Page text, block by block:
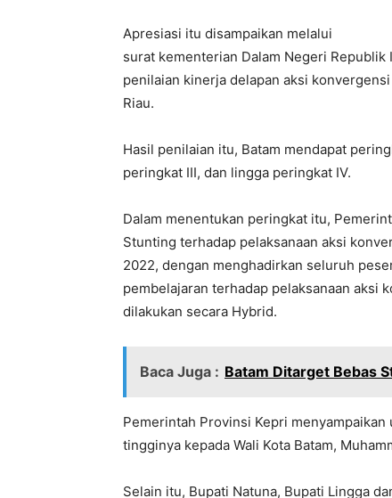
Apresiasi itu disampaikan melalui
surat kementerian Dalam Negeri
penilaian kinerja delapan aksi
Riau.
Hasil penilaian itu, Batam mendapat
peringkat III, dan lingga peringkat IV.
Dalam menentukan peringkat itu,
Stunting terhadap pelaksanaan aksi
2022, dengan menghadirkan seluruh
pembelajaran terhadap pelaksanaan aksi
dilakukan secara Hybrid.
Baca Juga : Batam Ditarget Bebas
Pemerintah Provinsi Kepri
tingginya kepada Wali Kota Batam,
Selain itu, Bupati Natuna, Bupati Lingga